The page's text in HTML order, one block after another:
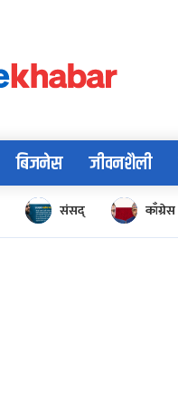
बिजनेस जीवनशैली
संसद् काँग्रेस